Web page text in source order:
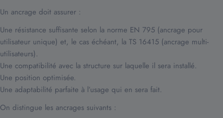
Un ancrage doit assurer :
Une résistance suffisante selon la norme EN 795 (ancrage pour
utilisateur unique) et, le cas échéant, la TS 16415 (ancrage multi-
utilisateurs).
Une compatibilité avec la structure sur laquelle il sera installé.
Une position optimisée.
Une adaptabilité parfaite à l’usage qui en sera fait.
On distingue les ancrages suivants :